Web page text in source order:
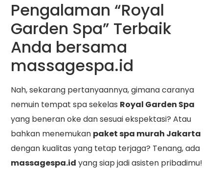
Pengalaman “Royal
Garden Spa” Terbaik
Anda bersama
massagespa.id
Nah, sekarang pertanyaannya, gimana caranya
nemuin tempat spa sekelas Royal Garden Spa
yang beneran oke dan sesuai ekspektasi? Atau
bahkan menemukan paket spa murah Jakarta
dengan kualitas yang tetap terjaga? Tenang, ada
massagespa.id yang siap jadi asisten pribadimu!